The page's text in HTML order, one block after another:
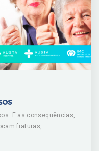
E as consequências,
fraturas,